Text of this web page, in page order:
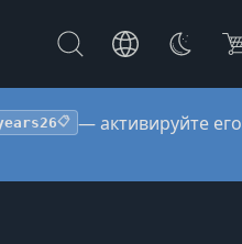
📋 — активируйте его